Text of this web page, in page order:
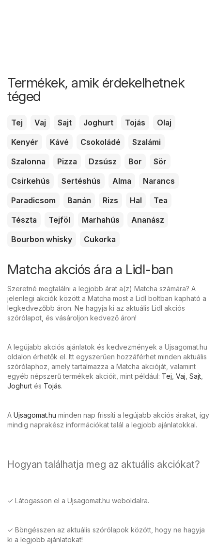
Termékek, amik érdekelhetnek
téged
Tej Vaj Sajt Joghurt Tojás
Olaj
Kenyér
Kávé Csokoládé
Szalámi
Szalonna
Pizza Dzsúsz Bor
Sör
Csirkehús
Sertéshús Alma
Narancs
Paradicsom
Banán Rizs Hal
Tea
Tészta
Tejföl Marhahús
Ananász
Bourbon whisky
Cukorka
Matcha akciós ára a Lidl-ban
Szeretné megtalálni a legjobb árat a(z) Matcha számára? A
jelenlegi akciók között a Matcha most a Lidl boltban kapható a
legkedvezőbb áron. Ne hagyja ki az aktuális Lidl akciós
szórólapot, és vásároljon kedvező áron!
A legújabb akciós ajánlatok és kedvezmények a Ujsagomat.hu
oldalon érhetők el. Itt egyszerűen hozzáférhet minden aktuális
szórólaphoz, amely tartalmazza a Matcha akcióját, valamint
egyéb népszerű termékek akcióit, mint például: Tej Vaj Sajt
Joghurt és Tojás.
A Ujsagomat.hu minden nap frissíti a legújabb akciós árakat, így
mindig naprakész információkat talál a legjobb ajánlatokkal.
Hogyan találhatja meg az aktuális akciókat?
✓ Látogasson el a Ujsagomat.hu weboldalra.
✓ Böngésszen az aktuális szórólapok között, hogy ne hagyja
ki a legjobb ajánlatokat!